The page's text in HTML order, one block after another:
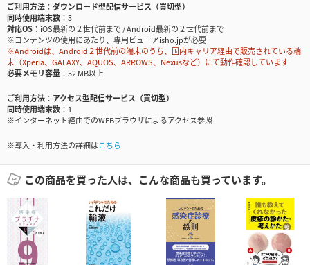
ご利用方法
ダウンロード型配信サービス（買切型）
同時使用端末数
3
対応OS
iOS最新の２世代前まで / Android最新の２世代前まで
※コンテンツの使用にあたり、専用ビューアisho.jpが必要
※Androidは、Android２世代前の端末のうち、国内キャリア経由で販売されている端
末（Xperia、GALAXY、AQUOS、ARROWS、Nexusなど）にて動作確認しています
必要メモリ容量
52 MB以上
ご利用方法
アクセス型配信サービス（買切型）
同時使用端末数
1
※インターネット経由でのWEBブラウザによるアクセス参照
※導入・利用方法の詳細はこちら
この商品を買った人は、こんな商品も買っています。